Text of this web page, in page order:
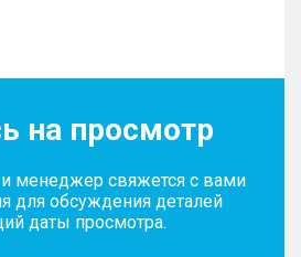
на просмотр
и менеджер свяжется с вами
для обсуждения деталей
даты просмотра.